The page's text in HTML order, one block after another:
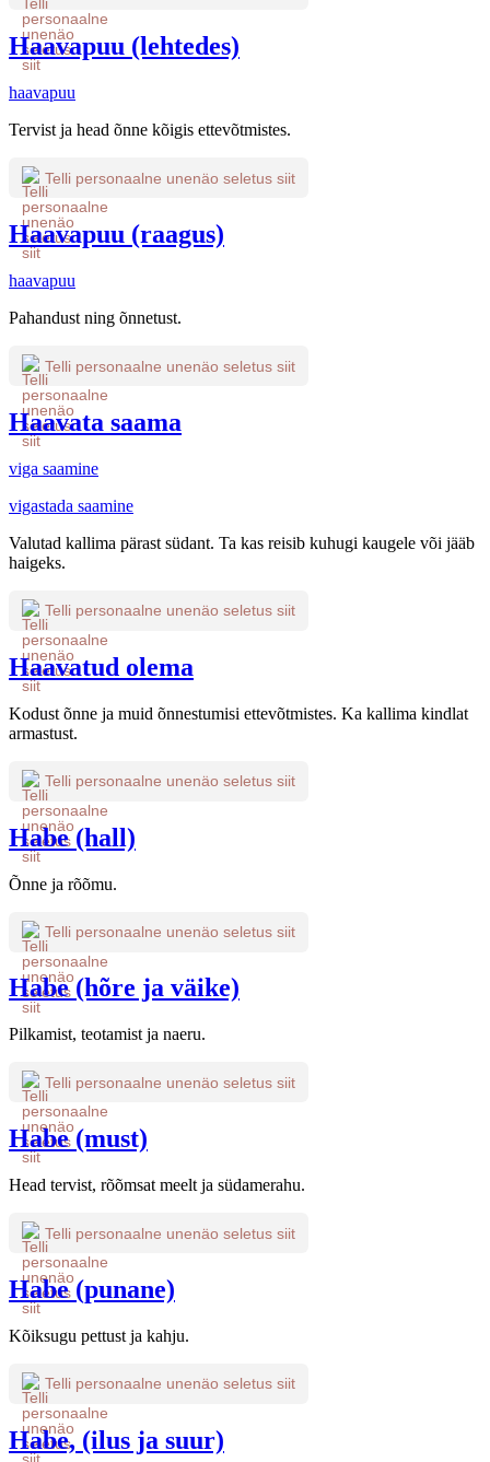
Haavapuu (lehtedes)
haavapuu
Tervist ja head õnne kõigis ettevõtmistes.
Telli personaalne unenäo seletus siit
Haavapuu (raagus)
haavapuu
Pahandust ning õnnetust.
Telli personaalne unenäo seletus siit
Haavata saama
viga saamine
vigastada saamine
Valutad kallima pärast südant. Ta kas reisib kuhugi kaugele või jääb
haigeks.
Telli personaalne unenäo seletus siit
Haavatud olema
Kodust õnne ja muid õnnestumisi ettevõtmistes. Ka kallima kindlat
armastust.
Telli personaalne unenäo seletus siit
Habe (hall)
Õnne ja rõõmu.
Telli personaalne unenäo seletus siit
Habe (hõre ja väike)
Pilkamist, teotamist ja naeru.
Telli personaalne unenäo seletus siit
Habe (must)
Head tervist, rõõmsat meelt ja südamerahu.
Telli personaalne unenäo seletus siit
Habe (punane)
Kõiksugu pettust ja kahju.
Telli personaalne unenäo seletus siit
Habe, (ilus ja suur)